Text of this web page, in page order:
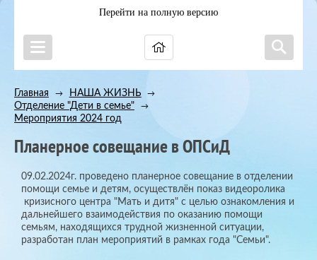
Перейти на полную версию
Главная → НАША ЖИЗНЬ →
Отделение "Дети в семье" →
Мероприятия 2024 год
Планерное совещание в ОПСиД
09.02.2024г. проведено планерное совещание в отделении
помощи семье и детям, осуществлён показ видеоролика
кризисного центра "Мать и дитя" с целью ознакомления и
дальнейшего взаимодействия по оказанию помощи
семьям, находящихся трудной жизненной ситуации,
разработан план мероприятий в рамках года "Семьи".